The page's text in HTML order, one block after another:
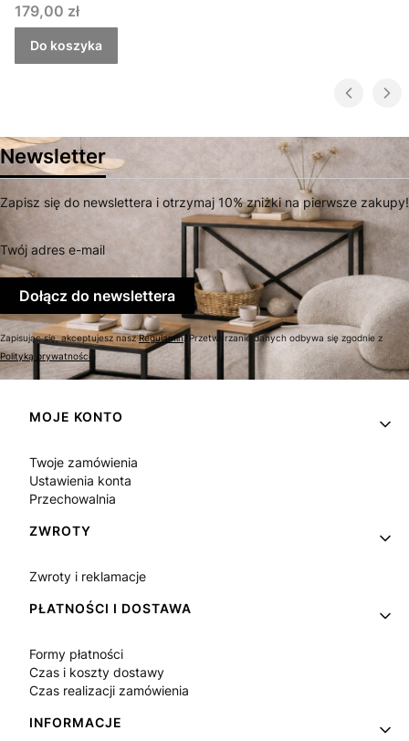
Promocja
179,00 zł
Do koszyka
Newsletter
Zapisz się do newslettera i otrzymaj 10% zniżki na pierwsze zakupy!
Twój adres e-mail
Dołącz do newslettera
Zapisując się, akceptujesz naszRegulamin. Przetwarzanie danych odbywa się zgodnie z
Polityką prywatności
Linki w stopce
MOJE KONTO
Twoje zamówienia
Ustawienia konta
Przechowalnia
ZWROTY
Zwroty i reklamacje
PŁATNOŚCI I DOSTAWA
Formy płatności
Czas i koszty dostawy
Czas realizacji zamówienia
INFORMACJE